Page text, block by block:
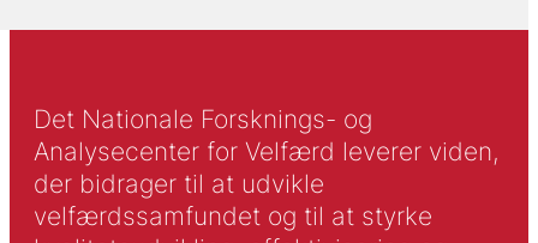
Det Nationale Forsknings- og
Analysecenter for Velfærd leverer viden,
der bidrager til at udvikle
velfærdssamfundet og til at styrke